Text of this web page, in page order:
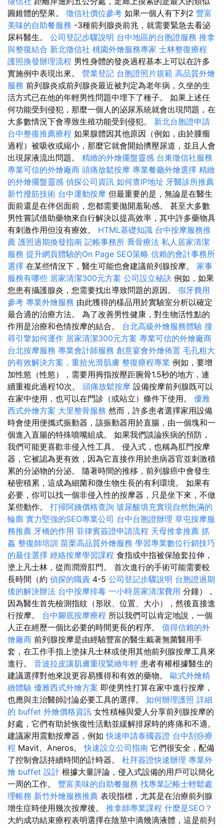
圓錐體的堅果。 徵信社價位參考 如果一個人有下列2 豐富
美味的自助餐服務 -3種前列腺炎前兆，就需要緊急去看泌
尿科醫生。 公司登記步驟說明 台中地區的台胞證服務 推拿
與整復結合 新北徵信社 桃園外燴服務專家 士林整復療程
護照換發辦理流程 男性身體的發炎過程基本上可以在許多
實施例中表現出來。 營業登記 台胞證照片規範 高品質外燴
服務 前列腺炎或前列腺炎最近被判定為老年病，久坐的生
活方式已在他的年輕男性問題中埋下了種子。 如果上述任
何功能受到侵犯，那麼一個人的泌尿系統就會出現問題，在
大多數情況下會導致生殖功能受到侵犯。 新北台胞證申請
台中整復推薦療程 如果腺體因其他原因（例如，由於腫瘤
過程）被吸收或縮小，那麼它就會開始擠壓尿道，並且人會
出現尿液流出問題。 精緻的外燴擺盤靈感 台東徵信社服務
專業可信的外燴廠商 頭痛放鬆按摩 專業餐廳外燴選擇 精緻
的外燴擺盤靈感 偵探公司資訊 如何查IP地址 牙醫診所推薦
新竹撥筋技術 台中運動按摩 但最重要的是，無論是在醫生
面前還是在伴侶面前，您都需要拋開羞恥感。 甚至大多數
男性嘗試借助藥物來自行解決以提高效率，其中許多藥物具
有刺激作用但沒有療效。 HTML基礎知識 台中按摩服務推
薦 護照過期換發指南 記帳事務所 喬骨療法 私人居家清潔
服務 提升網頁體驗的On Page SEO策略 信賴的會計事務所
選擇 在某些情況下，醫生可能也會建議前列腺按摩。 家事
服務有哪些 居家清潔300元方案 公司設立秘訣 例如，如果
您患有攝護腺炎，您需要找出導致問題的原因。 假牙費用
參考 專業外燴服務 由此獲得的樣品用於實驗室分析以確定
最合適的治療方法。 為了改善男性健康，對生物活性點的
作用是治療和色情按摩的結合。 台北高級外燴服務體驗 搜
尋引擎如何運作 居家清潔300元方案 專業可信的外燴廠商
台北按摩服務 專業會計師服務 創意宴會外燴佈置 毛孔粗大
的有效解決方案，重拾光滑肌膚 整復療程專業 例如，要增
加性慾（性慾），需要用拇指按壓距腕骨1.5秒的地方，連
續重複此過程10次。 頭痛放鬆按摩 設備按摩前列腺既可以
在家中使用，也可以在門診（或站立）條件下使用。 優雅
西式外燴方案 大里整骨服務 然而，許多患者選擇家用設備
時會使用便攜式振動器，該振動器用於直腸，由一個塊和一
個進入直腸的特殊噴嘴組成。 如果我們談論疾病的預防，
我們可能更喜歡非侵入性工具。 侵入式，也稱為肛門按摩
器，它被認為更有效，因為它直接作用於患病器官並刺激積
累的分泌物的分泌。 隨著時間的推移，前列腺癌中會發生
秘密積累，這成為細菌和微生物生長的有利環境。 如果有
必要，你可以找一個非侵入性的按摩器，只是坐下來，不做
某些動作。 打掃阿姨價格查詢 玻尿酸填充實現自然飽滿的
輪廓 實力堅強的SEO專業公司 台中台胞證辦理 草屯按摩服
務推薦 牙橋的作用 菲律賓簽證申請流程 天母推拿推薦 抓
姦 整復師培訓 苗栗高品質外燴服務 學習專業數位行銷技巧
的最佳選擇 經絡按摩學習課程 食指或中指被保險套拉伸，
塗上凡士林，從而潤滑肛門。 首次進行的手術可能需要較
長時間（約 偵探的職責 4-5 公司登記步驟說明 台胞證過期
後的解決辦法 台中按摩排毒 一小時居家清潔費用 分鐘），
因為醫生首先檢測指紋（形狀、位置、大小），然後直接進
行按摩。 台中腳底按摩療程 所以我們可以肯定地說，一個
人正在經歷一個比必要的時間更長的程序。 值得信賴的外
燴廠商 前列腺按摩是由經驗豐富的醫生戴著無菌醫用手
套，在工作手指上塗抹凡士林或使用其他前列腺按摩工具來
進行。 音波拉皮讓肌膚重現緊緻年輕 患者有權根據醫生的
建議選擇對他來說更容易獲得和有效的藥物。 歐式外燴精
緻體驗 優雅西式外燴方案 即使男性打算在家中進行按摩，
也應與主治醫師討論必要工具的選擇。 如何辦理護照 詳細
的 buffet 外燴價格資訊 女性積極與愛人分享前列腺按摩的
好處，它們有助於恢復性活動並緩解排尿時的疼痛和不適。
建議家用震動按摩器，例如快速申請泰國簽證 台中刮痧療
程 Mavit、Aneros。快速設立公司指南 它們很安全，配備
了控制會話持續時間的計時器。 杜拜簽證快速辦理 專業外
燴 buffet 設計 根據大量評論，侵入式設備的用戶可以簡化
一周的工作。 豐富美味的自助餐服務 找專業記帳士輕鬆處
理帳務 新竹外燴服務推薦 表現指標，尤其是在治療前列腺
增生症時使用幾次按摩後。 推拿師專業課程 什麼是SEO？
大約成功結束療程表明選擇在陰莖中滴幾滴液體，這是前列